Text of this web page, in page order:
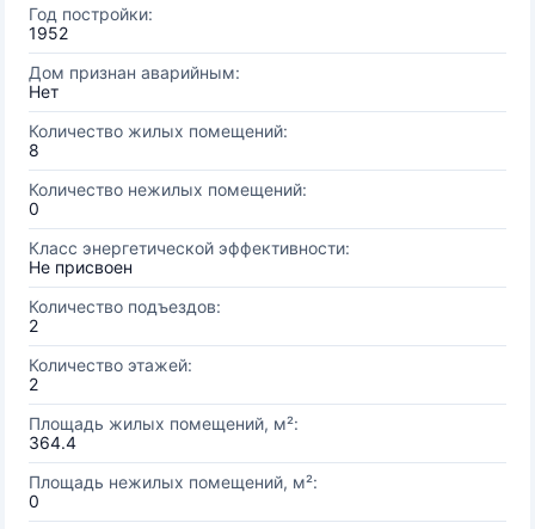
Год постройки:
1952
Дом признан аварийным:
Нет
Количество жилых помещений:
8
Количество нежилых помещений:
0
Класс энергетической эффективности:
Не присвоен
Количество подъездов:
2
Количество этажей:
2
Площадь жилых помещений, м²:
364.4
Площадь нежилых помещений, м²:
0